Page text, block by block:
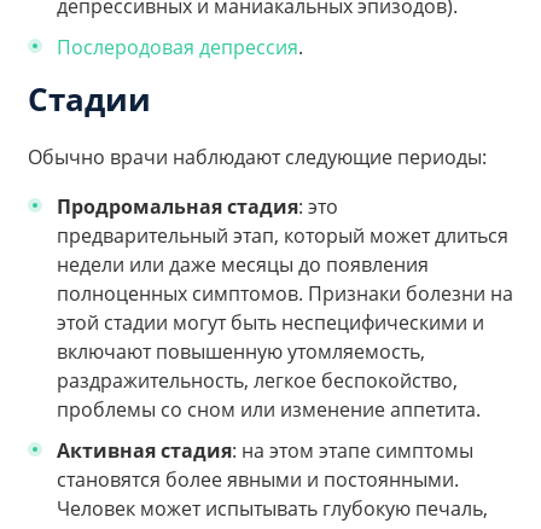
депрессивных и маниакальных эпизодов).
Послеродовая депрессия.
Стадии
Обычно врачи наблюдают следующие периоды:
Продромальная стадия: это
предварительный этап, который может длиться
недели или даже месяцы до появления
полноценных симптомов. Признаки болезни на
этой стадии могут быть неспецифическими и
включают повышенную утомляемость,
раздражительность, легкое беспокойство,
проблемы со сном или изменение аппетита.
Активная стадия: на этом этапе симптомы
становятся более явными и постоянными.
Человек может испытывать глубокую печаль,